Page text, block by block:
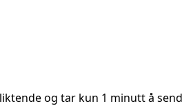
og tar kun 1 minutt å